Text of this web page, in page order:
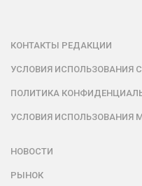
КОНТАКТЫ РЕДАКЦИИ
УСЛОВИЯ ИСПОЛЬЗОВАНИЯ
ПОЛИТИКА
УСЛОВИЯ ИСПОЛЬЗОВАНИЯ
НОВОСТИ
РЫНОК